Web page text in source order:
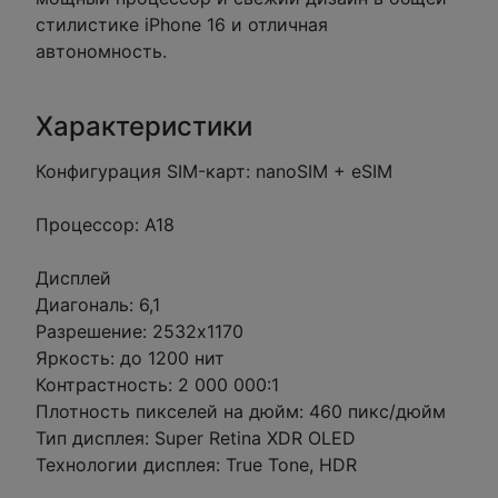
стилистике iPhone 16 и отличная
автономность.
Характеристики
Конфигурация SIM-карт: nanoSIM + eSIM
Процессор: A18
Дисплей
Диагональ: 6,1
Разрешение: 2532x1170
Яркость: до 1200 нит
Контрастность: 2 000 000:1
Плотность пикселей на дюйм: 460 пикс/дюйм
Тип дисплея: Super Retina XDR OLED
Технологии дисплея: True Tone, HDR